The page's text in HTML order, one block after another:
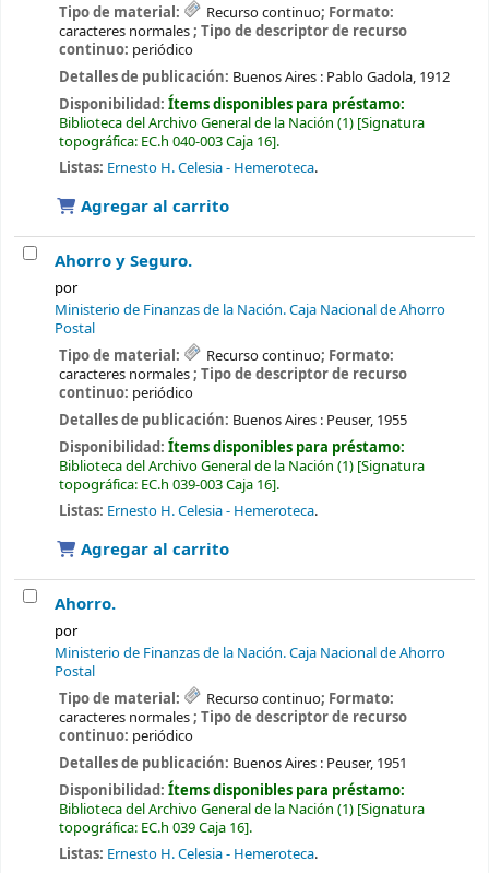
Tipo de material: Recurso continuo; Formato:
caracteres normales; Tipo de descriptor de recurso
continuo: periódico
Detalles de publicación: Buenos Aires : Pablo Gadola, 1912
Disponibilidad: Ítems disponibles para préstamo:
Biblioteca del Archivo General de la Nación (1) Signatura
topográfica: EC.h 040-003 Caja 16 .
Listas: Ernesto H. Celesia - Hemeroteca.
Agregar al carrito
Ahorro y Seguro.
por
Ministerio de Finanzas de la Nación. Caja Nacional de Ahorro
Postal
Tipo de material: Recurso continuo; Formato:
caracteres normales; Tipo de descriptor de recurso
continuo: periódico
Detalles de publicación: Buenos Aires : Peuser, 1955
Disponibilidad: Ítems disponibles para préstamo:
Biblioteca del Archivo General de la Nación (1) Signatura
topográfica: EC.h 039-003 Caja 16 .
Listas: Ernesto H. Celesia - Hemeroteca.
Agregar al carrito
Ahorro.
por
Ministerio de Finanzas de la Nación. Caja Nacional de Ahorro
Postal
Tipo de material: Recurso continuo; Formato:
caracteres normales; Tipo de descriptor de recurso
continuo: periódico
Detalles de publicación: Buenos Aires : Peuser, 1951
Disponibilidad: Ítems disponibles para préstamo:
Biblioteca del Archivo General de la Nación (1) Signatura
topográfica: EC.h 039 Caja 16 .
Listas: Ernesto H. Celesia - Hemeroteca.